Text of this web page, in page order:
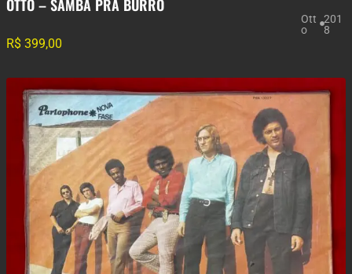
OTTO – SAMBA PRA BURRO
Ott
o
201
8
R$ 399,00